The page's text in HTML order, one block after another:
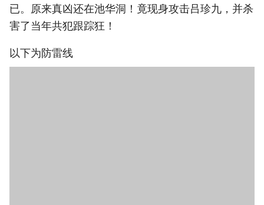
已。原来真凶还在池华洞！竟现身攻击吕珍九，并杀
害了当年共犯跟踪狂！
以下为防雷线